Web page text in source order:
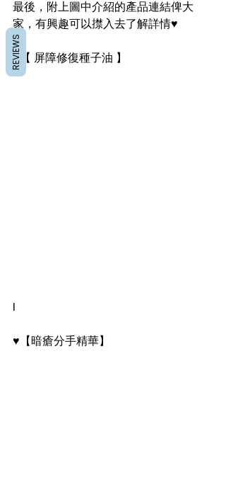
最後，附上圖中介紹的產品連結俾大
家，有興趣可以㩒入去了解詳情♥️
♥️【 屏障修復種子油 】
l
♥️【暗瘡分手精華】
REVIEWS